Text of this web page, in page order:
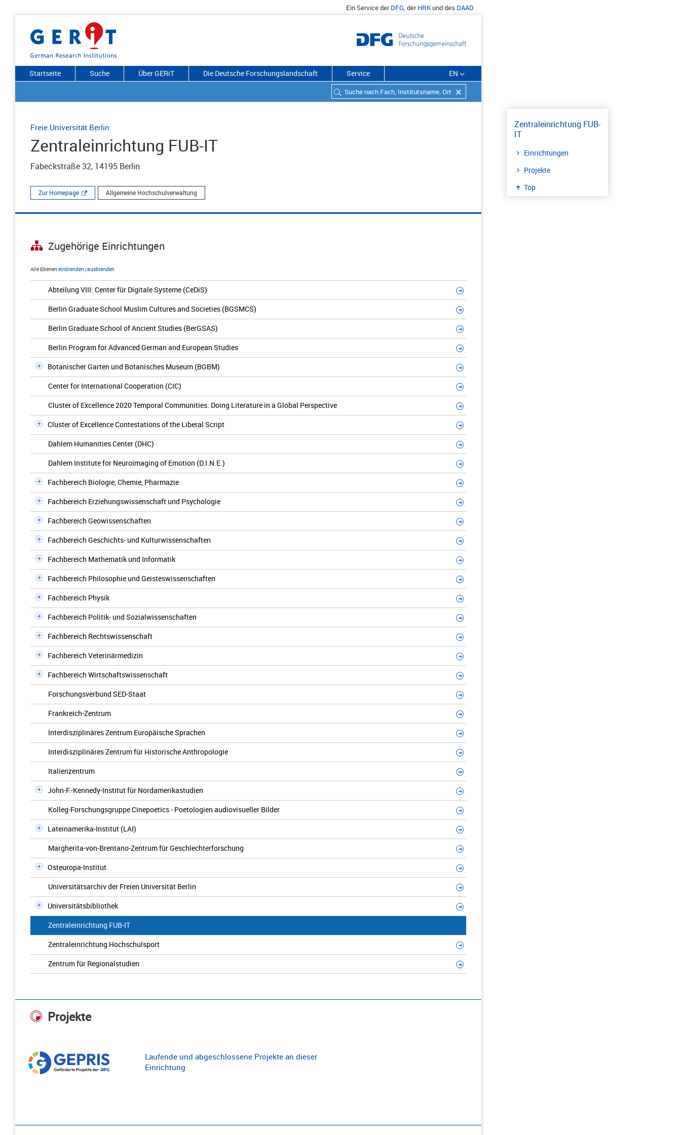
Ein Service derDFG, derHRKund des DAAD
Startseite Suche Über GERiT Die Deutsche Forschungslandschaft Service EN
Zentraleinrichtung FUB-
IT
Einrichtungen
Projekte
Top
Freie Universität Berlin
Zentraleinrichtung FUB-IT
Fabeckstraße 32, 14195 Berlin
Zur Homepage Allgemeine Hochschulverwaltung
Zugehörige Einrichtungen
Alle Ebenen einblenden |ausblenden
Abteilung VIII: Center für Digitale Systeme (CeDiS)
Berlin Graduate School Muslim Cultures and Societies (BGSMCS)
Berlin Graduate School of Ancient Studies (BerGSAS)
Berlin Program for Advanced German and European Studies
Botanischer Garten und Botanisches Museum (BGBM)
Center for International Cooperation (CIC)
Cluster of Excellence 2020 Temporal Communities: Doing Literature in a Global Perspective
Cluster of Excellence Contestations of the Liberal Script
Dahlem Humanities Center (DHC)
Dahlem Institute for Neuroimaging of Emotion (D.I.N.E.)
Fachbereich Biologie, Chemie, Pharmazie
Fachbereich Erziehungswissenschaft und Psychologie
Fachbereich Geowissenschaften
Fachbereich Geschichts- und Kulturwissenschaften
Fachbereich Mathematik und Informatik
Fachbereich Philosophie und Geisteswissenschaften
Fachbereich Physik
Fachbereich Politik- und Sozialwissenschaften
Fachbereich Rechtswissenschaft
Fachbereich Veterinärmedizin
Fachbereich Wirtschaftswissenschaft
Forschungsverbund SED-Staat
Frankreich-Zentrum
Interdisziplinäres Zentrum Europäische Sprachen
Interdisziplinäres Zentrum für Historische Anthropologie
Italienzentrum
John-F.-Kennedy-Institut für Nordamerikastudien
Kolleg-Forschungsgruppe Cinepoetics - Poetologien audiovisueller Bilder
Lateinamerika-Institut (LAI)
Margherita-von-Brentano-Zentrum für Geschlechterforschung
Osteuropa-Institut
Universitätsarchiv der Freien Universität Berlin
Universitätsbibliothek
Zentraleinrichtung FUB-IT
Zentraleinrichtung Hochschulsport
Zentrum für Regionalstudien
Projekte
Laufende und abgeschlossene Projekte an dieser
Einrichtung